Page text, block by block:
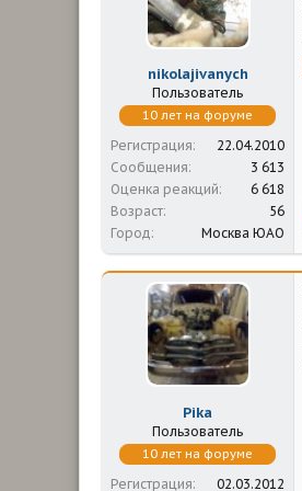
nikolajivanych
Пользователь
10 лет на форуме
Регистрация
22.04.2010
Сообщения
3 613
Оценка реакций
6 618
Возраст
56
Город
Москва ЮАО
Pika
Пользователь
10 лет на форуме
Регистрация 02.03.2012